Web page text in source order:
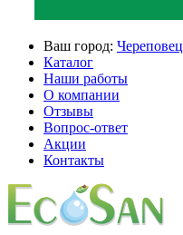
Ваш город: Череповец
Каталог
Наши работы
О компании
Отзывы
Вопрос-ответ
Акции
Контакты